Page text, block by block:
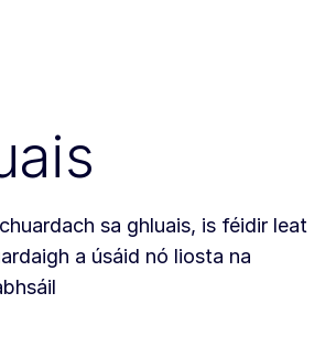
sa ghluais, is féidir leat
a úsáid nó liosta na